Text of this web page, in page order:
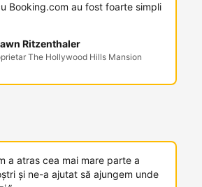
Booking.com au fost foarte simpli
Ritzenthaler
The Hollywood Hills Mansion
a atras cea mai mare parte a
și ne-a ajutat să ajungem unde